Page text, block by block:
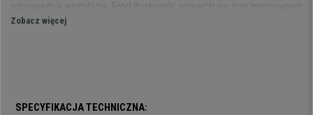
odpowiednią wentylację. Fotel doskonale sprawdzi się przy intensywnym
użytkowaniu.
Zobacz więcej
SPECYFIKACJA TECHNICZNA: